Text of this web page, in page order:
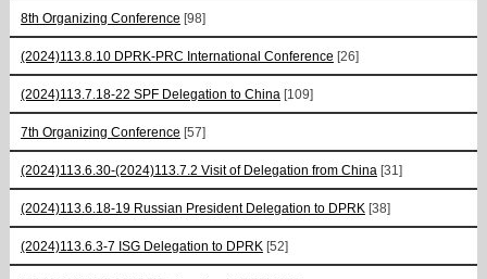
8th Organizing Conference [98]
(2024)113.8.10 DPRK-PRC International Conference [26]
(2024)113.7.18-22 SPF Delegation to China [109]
7th Organizing Conference [57]
(2024)113.6.30-(2024)113.7.2 Visit of Delegation from China [31]
(2024)113.6.18-19 Russian President Delegation to DPRK [38]
(2024)113.6.3-7 ISG Delegation to DPRK [52]